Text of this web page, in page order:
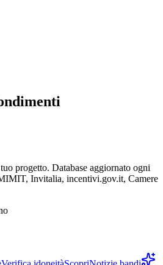
progetto. Database aggiornato ogni
Invitalia, incentivi.gov.it, Camere